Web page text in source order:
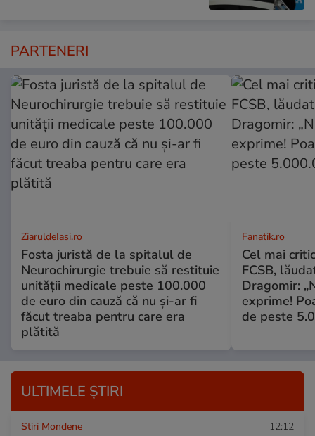
PARTENERI
ZiaruldeIasi.ro
Fosta juristă de la spitalul de
Neurochirurgie trebuie să restituie
unității medicale peste 100.000
de euro din cauză că nu și-ar fi
făcut treaba pentru care era
plătită
Fanatik.ro
Cel mai
FCSB,
Dragomir:
exprime!
de peste
ULTIMELE ȘTIRI
Stiri Mondene 12:12